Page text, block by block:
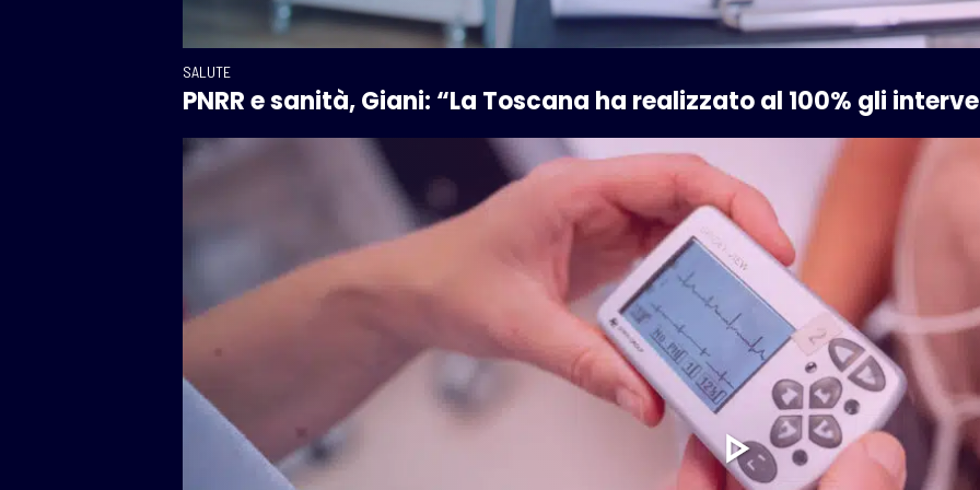
SALUTE
PNRR e sanità, Giani: “La Toscana ha realizzato al 100% gli